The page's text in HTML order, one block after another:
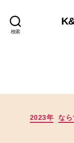
検索
2023年 な